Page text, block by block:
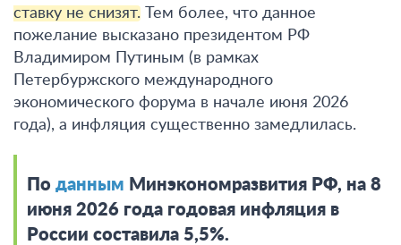
ставку не снизят. Тем более, что данное
пожелание высказано президентом РФ
Владимиром Путиным (в рамках
Петербуржского международного
экономического форума в начале июня 2026
года), а инфляция существенно замедлилась.
По данным Минэкономразвития РФ, на 8
июня 2026 года годовая инфляция в
России составила 5,5%.